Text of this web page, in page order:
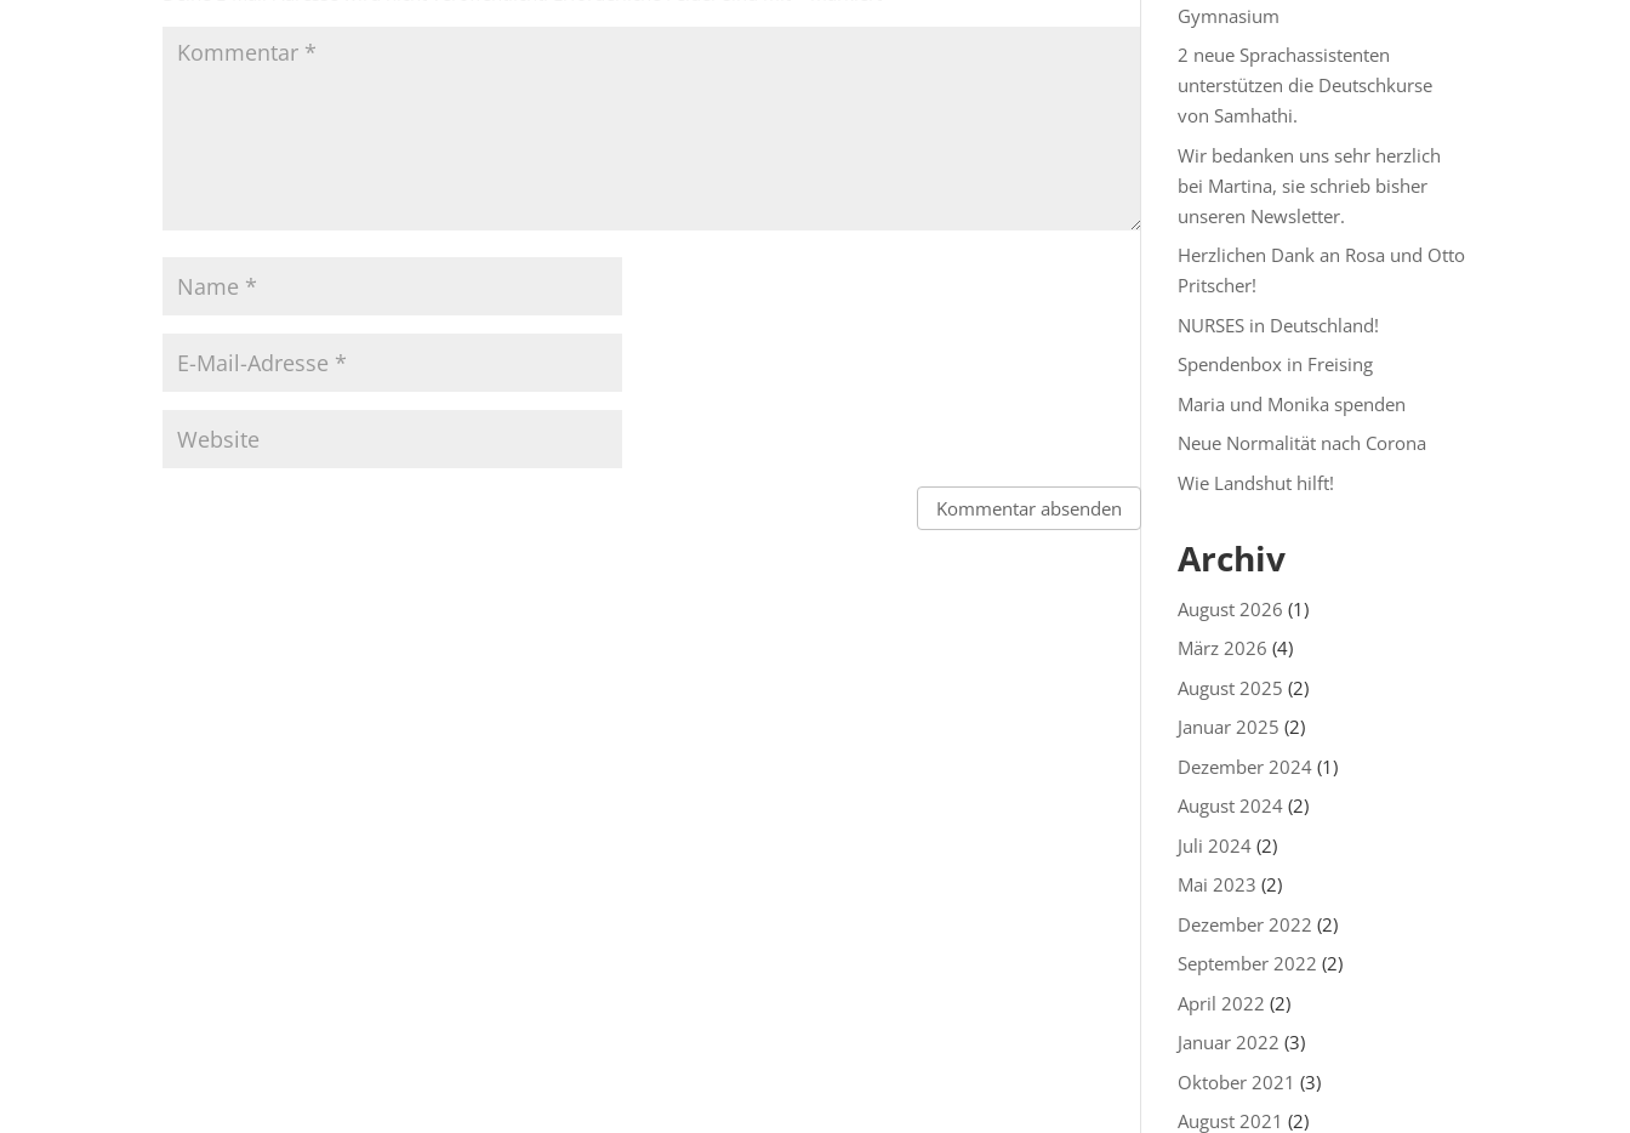
Gymnasium
2 neue Sprachassistenten
unterstützen die Deutschkurse
von Samhathi.
Wir bedanken uns sehr herzlich
bei Martina, sie schrieb bisher
unseren Newsletter.
Herzlichen Dank an Rosa und Otto
Pritscher!
NURSES in Deutschland!
Spendenbox in Freising
Maria und Monika spenden
Neue Normalität nach Corona
Wie Landshut hilft!
Archiv
August 2026 (1)
März 2026 (4)
August 2025 (2)
Januar 2025 (2)
Dezember 2024(1)
August 2024(2)
Juli 2024(2)
Mai 2023 (2)
Dezember 2022 (2)
September 2022 (2)
April 2022 (2)
Januar 2022 (3)
Oktober 2021 (3)
August 2021 (2)